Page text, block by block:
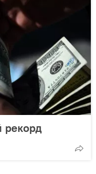
рекорд